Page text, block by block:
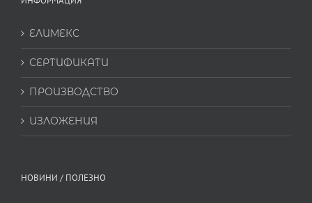
ЕЛИМЕКС
СЕРТИФИКАТИ
ПРОИЗВОДСТВО
ИЗЛОЖЕНИЯ
НОВИНИ / ПОЛЕЗНО